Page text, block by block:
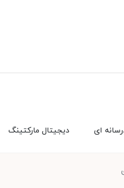
دیجیتال مارکتینگ ای